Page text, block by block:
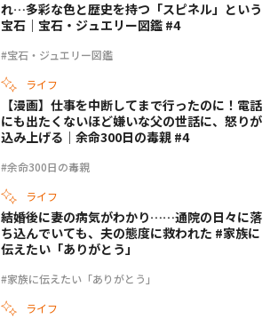
#宝石・ジュエリー図鑑
れ…多彩な色と歴史を持つ「スピネル」という
宝石｜宝石・ジュエリー図鑑 #4
ライフ
#余命300日の毒親
【漫画】仕事を中断してまで行ったのに！電話
にも出たくないほど嫌いな父の世話に、怒りが
込み上げる｜余命300日の毒親 #4
ライフ
#家族に伝えたい「ありがとう」
結婚後に妻の病気がわかり……通院の日々に落
ち込んでいても、夫の態度に救われた #家族に
伝えたい「ありがとう」
ライフ